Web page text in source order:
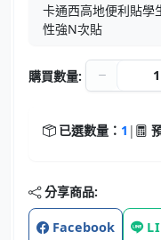
卡通西高地便利貼學
性強N次貼
購買數量:
已選數量： 1 |
分享商品:
Facebook